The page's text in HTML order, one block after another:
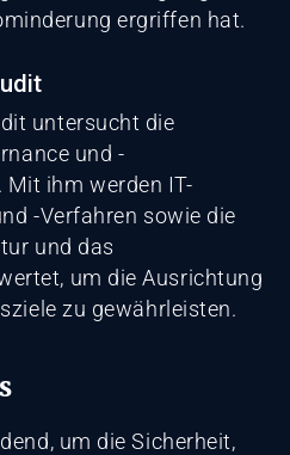
ergriffen hat.
untersucht die
und -
ihm werden IT-
-Verfahren sowie die
und das
um die Ausrichtung
zu gewährleisten.
um die Sicherheit,